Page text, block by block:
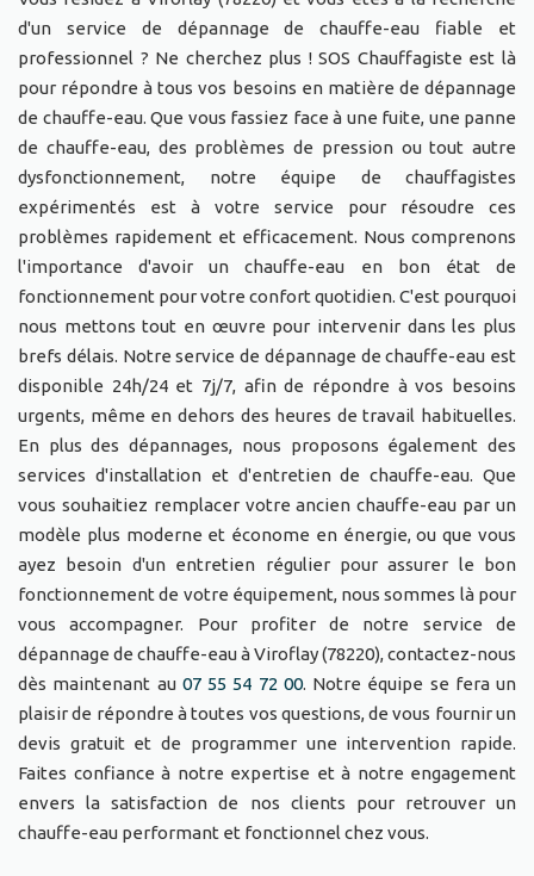
d'un service de dépannage de chauffe-eau fiable et
professionnel ? Ne cherchez plus ! SOS Chauffagiste est là
pour répondre à tous vos besoins en matière de dépannage
de chauffe-eau. Que vous fassiez face à une fuite, une panne
de chauffe-eau, des problèmes de pression ou tout autre
dysfonctionnement, notre équipe de chauffagistes
expérimentés est à votre service pour résoudre ces
problèmes rapidement et efficacement. Nous comprenons
l'importance d'avoir un chauffe-eau en bon état de
fonctionnement pour votre confort quotidien. C'est pourquoi
nous mettons tout en œuvre pour intervenir dans les plus
brefs délais. Notre service de dépannage de chauffe-eau est
disponible 24h/24 et 7j/7, afin de répondre à vos besoins
urgents, même en dehors des heures de travail habituelles.
En plus des dépannages, nous proposons également des
services d'installation et d'entretien de chauffe-eau. Que
vous souhaitiez remplacer votre ancien chauffe-eau par un
modèle plus moderne et économe en énergie, ou que vous
ayez besoin d'un entretien régulier pour assurer le bon
fonctionnement de votre équipement, nous sommes là pour
vous accompagner. Pour profiter de notre service de
dépannage de chauffe-eau à Viroflay (78220), contactez-nous
dès maintenant au 07 55 54 72 00. Notre équipe se fera un
plaisir de répondre à toutes vos questions, de vous fournir un
devis gratuit et de programmer une intervention rapide.
Faites confiance à notre expertise et à notre engagement
envers la satisfaction de nos clients pour retrouver un
chauffe-eau performant et fonctionnel chez vous.